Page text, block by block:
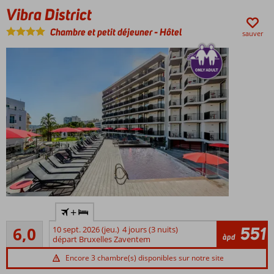
Vibra District
Chambre et petit déjeuner-Hôtel sauver
uniquement
: âge
minimum
6,0Suffisant
10
commentaires
+
10 sept. 2026 (jeu.) 4 jours (3 nuits)
départ Bruxelles Zaventem
àpd 551
Encore 3 chambre(s) disponibles sur notre site